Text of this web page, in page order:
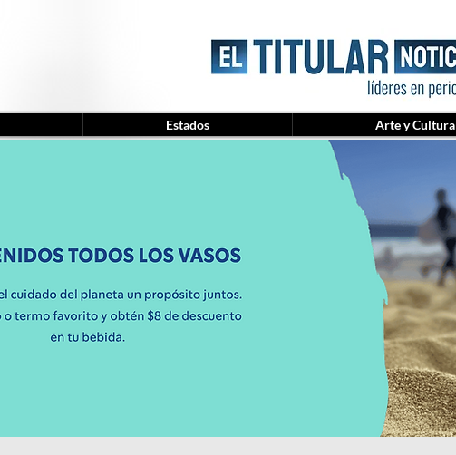
Estados Arte y Cultura